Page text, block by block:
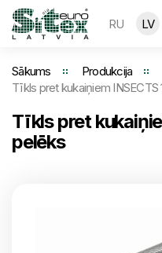
RU LV
Sākums Produkcija
Tīkls pret kukaiņiem
Tīkls pret
pelēks